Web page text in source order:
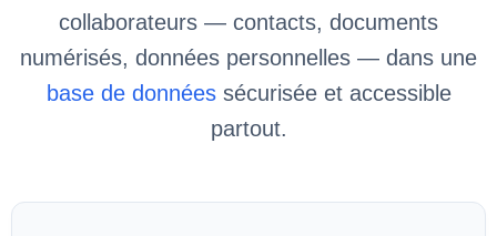
collaborateurs — contacts, documents
numérisés, données personnelles — dans une
base de donnéessécurisée et accessible
partout.